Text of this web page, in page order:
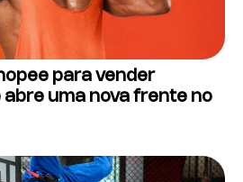
para vender
uma nova frente no